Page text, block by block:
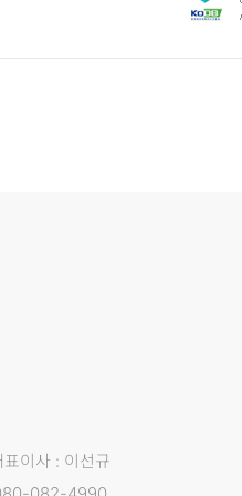
표이사 : 이선규